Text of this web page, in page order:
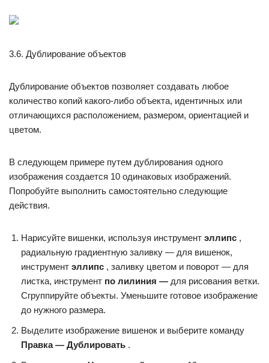
3.6. Дублирование объектов
Дублирование объектов позволяет создавать любое
количество копий какого-либо объекта, идентичных или
отличающихся расположением, размером, ориентацией и
цветом.
В следующем примере путем дублирования одного
изображения создается 10 одинаковых изображений.
Попробуйте выполнить самостоятельно следующие
действия.
Нарисуйте вишенки, используя инструмент эллипс ,
радиальную градиентную заливку — для вишенок,
инструмент эллипс , заливку цветом и поворот — для
листка, инструмент по лилиния — для рисования ветки.
Сгруппируйте объекты. Уменьшите готовое изображение
до нужного размера.
Выделите изображение вишенок и выберите команду
Правка — Дублировать .